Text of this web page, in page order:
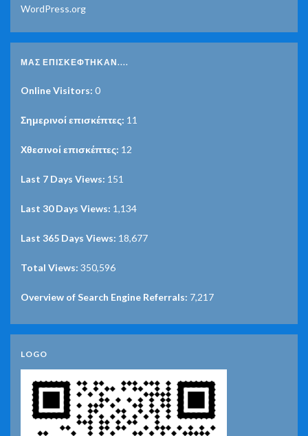
WordPress.org
ΜΑΣ ΕΠΙΣΚΈΦΤΗΚΑΝ....
Online Visitors: 0
Σημερινοί επισκέπτες: 11
Χθεσινοί επισκέπτες: 12
Last 7 Days Views: 151
Last 30 Days Views: 1,134
Last 365 Days Views: 18,677
Total Views: 350,596
Overview of Search Engine Referrals: 7,217
LOGO